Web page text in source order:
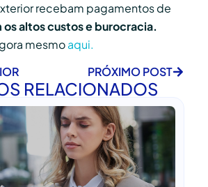
recebam pagamentos de
os altos custos e burocracia.
mesmoaqui.
PRÓXIMO POST
RELACIONADOS